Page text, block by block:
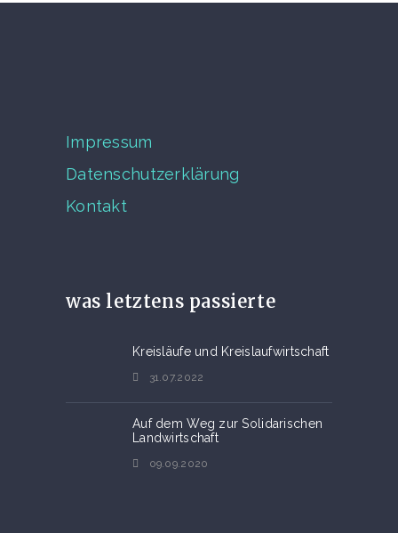
Impressum
Datenschutzerklärung
Kontakt
was letztens passierte
Kreisläufe und Kreislaufwirtschaft
31.07.2022
Auf dem Weg zur Solidarischen
Landwirtschaft
09.09.2020